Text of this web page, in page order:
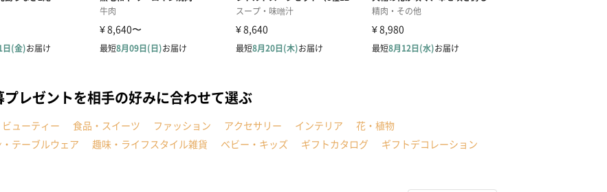
プレゼントを相手の好みに合わせて選ぶ
ューティー 食品・スイーツ ファッション アクセサリー インテリア
花・植物
テーブルウェア
趣味・ライフスタイル雑貨 ベビー・キッズ ギフトカタログ ギフトデコレーション